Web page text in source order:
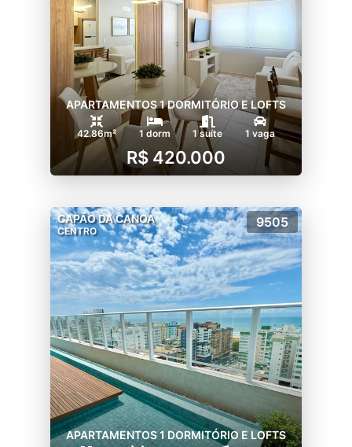
APARTAMENTOS 1 DORMITÓRIO E LOFTS
42.86m² 1 dorm 1 suíte 1 vaga
R$ 420.000
CAPÃO DA CANOA
CENTRO
9505
APARTAMENTOS 1 DORMITÓRIO E LOFTS